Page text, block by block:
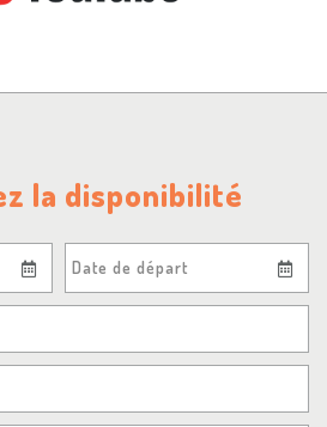
la disponibilité
Date de départ